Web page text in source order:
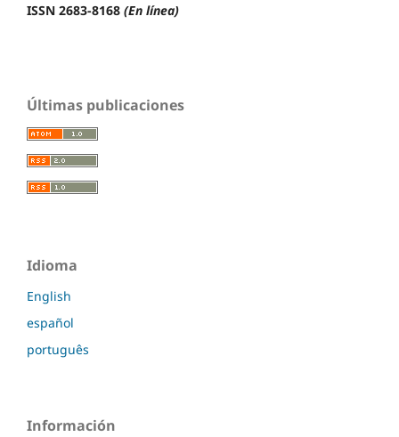
ISSN 2683-8168 (En línea)
Últimas publicaciones
Idioma
English
español
português
Información